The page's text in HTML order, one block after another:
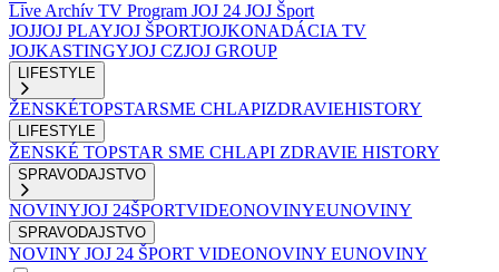
Live Archív TV Program JOJ 24 JOJ Šport
JOJJOJ PLAYJOJ ŠPORTJOJKONADÁCIA TV
JOJKASTINGYJOJ CZJOJ GROUP
LIFESTYLE
ŽENSKÉTOPSTARSME CHLAPIZDRAVIEHISTORY
LIFESTYLE
ŽENSKÉ TOPSTAR SME CHLAPI ZDRAVIE HISTORY
SPRAVODAJSTVO
NOVINYJOJ 24ŠPORTVIDEONOVINYEUNOVINY
SPRAVODAJSTVO
NOVINY JOJ 24 ŠPORT VIDEONOVINY EUNOVINY